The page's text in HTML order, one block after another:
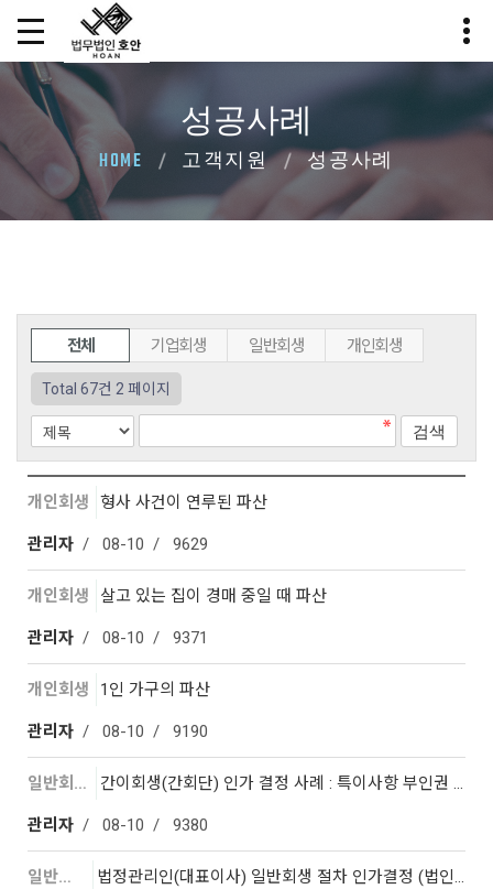
성공사례
HOME 고객지원 성공사례
전체 기업회생 일반회생 개인회생
Total 67건 2 페이지
개인회생 형사 사건이 연루된 파산
관리자 08-10 9629
개인회생 살고 있는 집이 경매 중일 때 파산
관리자 08-10 9371
개인회생 1인 가구의 파산
관리자 08-10 9190
일반회생 간이회생(간회단) 인가 결정 사례 : 특이사항 부인권 …
관리자 08-10 9380
일반회생 법정관리인(대표이사) 일반회생 절차 인가결정 (법인 인…